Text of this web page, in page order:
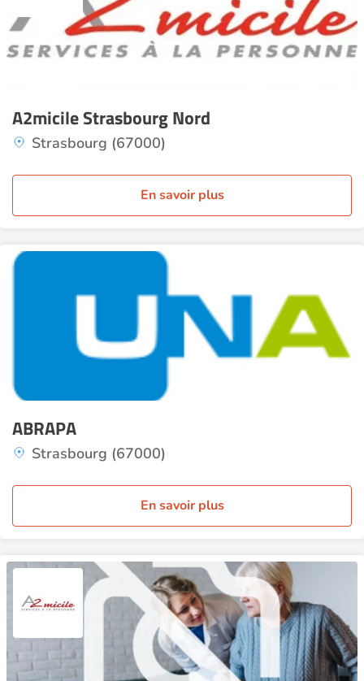
A2micile Strasbourg Nord
Strasbourg (67000)
En savoir plus
ABRAPA
Strasbourg (67000)
En savoir plus